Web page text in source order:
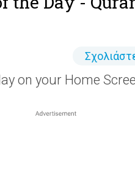
on your Home